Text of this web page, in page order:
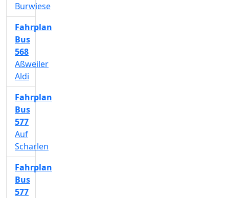
Burwiese
Fahrplan
Bus
568
Aßweiler
Aldi
Fahrplan
Bus
577
Auf
Scharlen
Fahrplan
Bus
577